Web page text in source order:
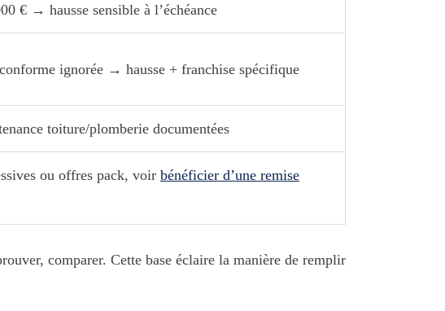
€ → hausse sensible à l’échéance
ignorée → hausse + franchise spécifique
toiture/plomberie documentées
ou offres pack, voir bénéficier d’une remise
comparer. Cette base éclaire la manière de remplir